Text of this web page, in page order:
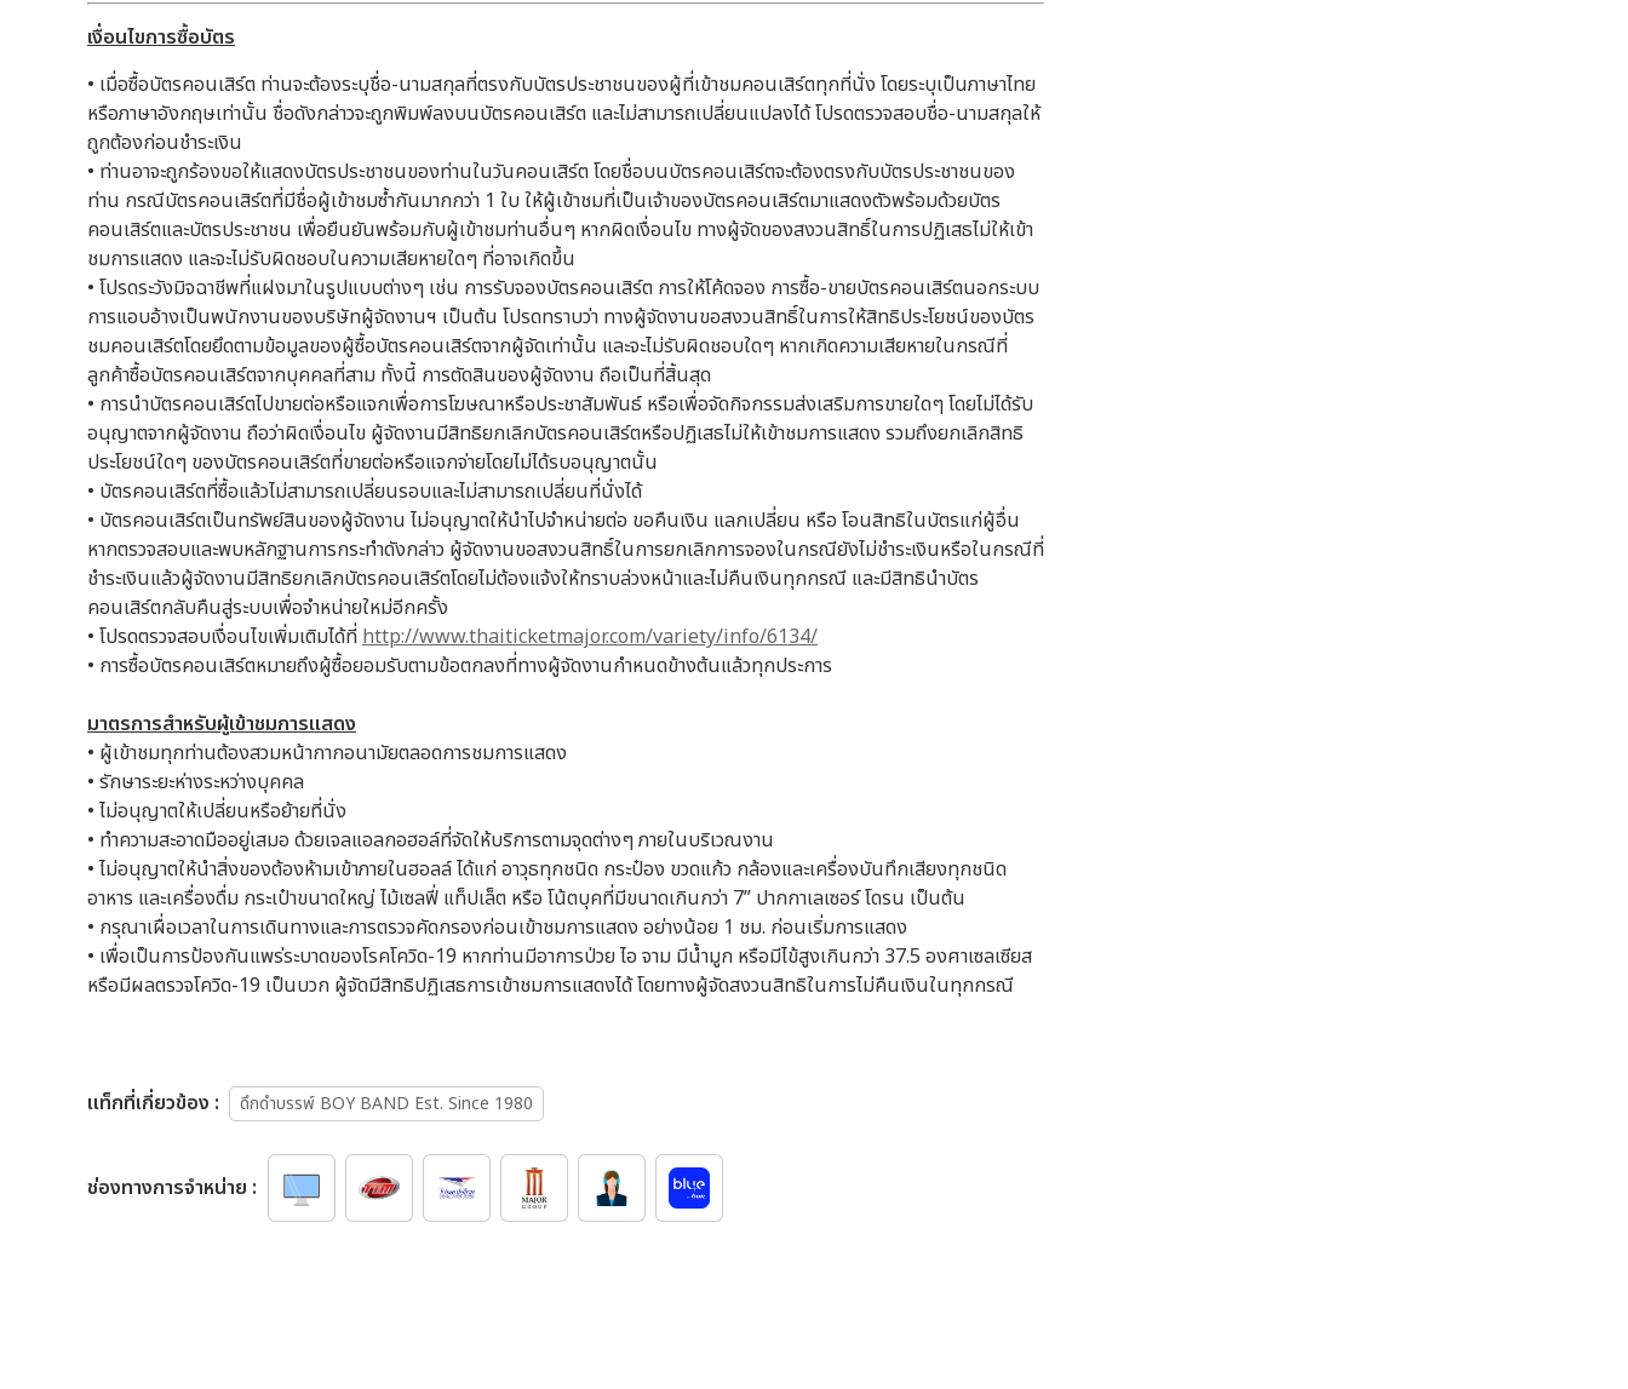
เงื่อนไขการซื้อบัตร
• เมื่อซื้อบัตรคอนเสิร์ต ท่านจะต้องระบุชื่อ-นามสกุลที่ตรงกับบัตรประชาชนของผู้ที่เข้าชมคอนเสิร์ตทุกที่นั่ง โดยระบุเป็นภาษาไทย
หรือภาษาอังกฤษเท่านั้น ชื่อดังกล่าวจะถูกพิมพ์ลงบนบัตรคอนเสิร์ต และไม่สามารถเปลี่ยนแปลงได้ โปรดตรวจสอบชื่อ-นามสกุลให้
ถูกต้องก่อนชำระเงิน
• ท่านอาจะถูกร้องขอให้แสดงบัตรประชาชนของท่านในวันคอนเสิร์ต โดยชื่อบนบัตรคอนเสิร์ตจะต้องตรงกับบัตรประชาชนของ
ท่าน กรณีบัตรคอนเสิร์ตที่มีชื่อผู้เข้าชมซ้ำกันมากกว่า 1 ใบ ให้ผู้เข้าชมที่เป็นเจ้าของบัตรคอนเสิร์ตมาแสดงตัวพร้อมด้วยบัตร
คอนเสิร์ตและบัตรประชาชน เพื่อยืนยันพร้อมกับผู้เข้าชมท่านอื่นๆ หากผิดเงื่อนไข ทางผู้จัดของสงวนสิทธิ์ในการปฏิเสธไม่ให้เข้า
ชมการแสดง และจะไม่รับผิดชอบในความเสียหายใดๆ ที่อาจเกิดขึ้น
• โปรดระวังมิจฉาชีพที่แฝงมาในรูปแบบต่างๆ เช่น การรับจองบัตรคอนเสิร์ต การให้โค้ดจอง การซื้อ-ขายบัตรคอนเสิร์ตนอกระบบ
การแอบอ้างเป็นพนักงานของบริษัทผู้จัดงานฯ เป็นต้น โปรดทราบว่า ทางผู้จัดงานขอสงวนสิทธิ์ในการให้สิทธิประโยชน์ของบัตร
ชมคอนเสิร์ตโดยยึดตามข้อมูลของผู้ซื้อบัตรคอนเสิร์ตจากผู้จัดเท่านั้น และจะไม่รับผิดชอบใดๆ หากเกิดความเสียหายในกรณีที่
ลูกค้าซื้อบัตรคอนเสิร์ตจากบุคคลที่สาม ทั้งนี้ การตัดสินของผู้จัดงาน ถือเป็นที่สิ้นสุด
• การนำบัตรคอนเสิร์ตไปขายต่อหรือแจกเพื่อการโฆษณาหรือประชาสัมพันธ์ หรือเพื่อจัดกิจกรรมส่งเสริมการขายใดๆ โดยไม่ได้รับ
อนุญาตจากผู้จัดงาน ถือว่าผิดเงื่อนไข ผู้จัดงานมีสิทธิยกเลิกบัตรคอนเสิร์ตหรือปฏิเสธไม่ให้เข้าชมการแสดง รวมถึงยกเลิกสิทธิ
ประโยชน์ใดๆ ของบัตรคอนเสิร์ตที่ขายต่อหรือแจกจ่ายโดยไม่ได้รบอนุญาตนั้น
• บัตรคอนเสิร์ตที่ซื้อแล้วไม่สามารถเปลี่ยนรอบและไม่สามารถเปลี่ยนที่นั่งได้
• บัตรคอนเสิร์ตเป็นทรัพย์สินของผู้จัดงาน ไม่อนุญาตให้นำไปจำหน่ายต่อ ขอคืนเงิน แลกเปลี่ยน หรือ โอนสิทธิในบัตรแก่ผู้อื่น
หากตรวจสอบและพบหลักฐานการกระทำดังกล่าว ผู้จัดงานขอสงวนสิทธิ์ในการยกเลิกการจองในกรณียังไม่ชำระเงินหรือในกรณีที่
ชำระเงินแล้วผู้จัดงานมีสิทธิยกเลิกบัตรคอนเสิร์ตโดยไม่ต้องแจ้งให้ทราบล่วงหน้าและไม่คืนเงินทุกกรณี และมีสิทธินำบัตร
คอนเสิร์ตกลับคืนสู่ระบบเพื่อจำหน่ายใหม่อีกครั้ง
• โปรดตรวจสอบเงื่อนไขเพิ่มเติมได้ที่http://www.thaiticketmajor.com/variety/info/6134/
• การซื้อบัตรคอนเสิร์ตหมายถึงผู้ซื้อยอมรับตามข้อตกลงที่ทางผู้จัดงานกำหนดข้างต้นแล้วทุกประการ
มาตรการสําหรับผู้เข้าชมการแสดง
• ผู้เข้าชมทุกท่านต้องสวมหน้ากากอนามัยตลอดการชมการแสดง
• รักษาระยะห่างระหว่างบุคคล
• ไม่อนุญาตให้เปลี่ยนหรือย้ายที่นั่ง
• ทำความสะอาดมืออยู่เสมอ ด้วยเจลแอลกอฮอล์ที่จัดให้บริการตามจุดต่างๆ ภายในบริเวณงาน
• ไม่อนุญาตให้นำสิ่งของต้องห้ามเข้าภายในฮอลล์ ได้แก่ อาวุธทุกชนิด กระป๋อง ขวดแก้ว กล้องและเครื่องบันทึกเสียงทุกชนิด
อาหาร และเครื่องดื่ม กระเป๋าขนาดใหญ่ ไม้เซลฟี่ แท็ปเล็ต หรือ โน้ตบุคที่มีขนาดเกินกว่า 7” ปากกาเลเซอร์ โดรน เป็นต้น
• กรุณาเผื่อเวลาในการเดินทางและการตรวจคัดกรองก่อนเข้าชมการแสดง อย่างน้อย 1 ชม. ก่อนเริ่มการแสดง
• เพื่อเป็นการป้องกันแพร่ระบาดของโรคโควิด-19 หากท่านมีอาการป่วย ไอ จาม มีน้ำมูก หรือมีไข้สูงเกินกว่า 37.5 องศาเซลเซียส
หรือมีผลตรวจโควิด-19 เป็นบวก ผู้จัดมีสิทธิปฏิเสธการเข้าชมการแสดงได้ โดยทางผู้จัดสงวนสิทธิในการไม่คืนเงินในทุกกรณี
เเท็กที่เกี่ยวข้อง : ดึกดำบรรพ์ BOY BAND Est. Since 1980
ช่องทางการจำหน่าย :